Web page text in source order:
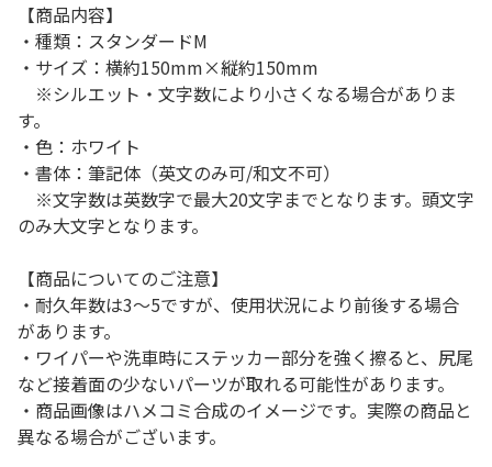
【商品内容】
・種類：スタンダードM
・サイズ：横約150mm×縦約150mm
※シルエット・文字数により小さくなる場合がありま
す。
・色：ホワイト
・書体：筆記体（英文のみ可/和文不可）
※文字数は英数字で最大20文字までとなります。頭文字
のみ大文字となります。
【商品についてのご注意】
・耐久年数は3～5ですが、使用状況により前後する場合
があります。
・ワイパーや洗車時にステッカー部分を強く擦ると、尻尾
など接着面の少ないパーツが取れる可能性があります。
・商品画像はハメコミ合成のイメージです。実際の商品と
異なる場合がございます。